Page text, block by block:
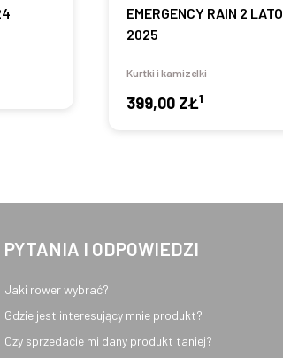
EMERGENCY RAIN 2 LATO
2025
Kurtki i kamizelki
399,00 ZŁ1
PYTANIA I ODPOWIEDZI
Jaki rower wybrać?
Gdzie jest interesujący mnie produkt?
Czy sprzedacie mi dany produkt taniej?